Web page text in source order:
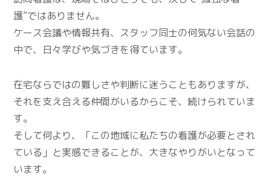
護”ではありません。
ケース会議や情報共有、スタッフ同士の何気ない会話の
中で、日々学びや気づきを得ています。
在宅ならではの難しさや判断に迷うこともありますが、
それを支え合える仲間がいるからこそ、続けられていま
す。
そして何より、「この地域に私たちの看護が必要とされ
ている」と実感できることが、大きなやりがいとなって
います。